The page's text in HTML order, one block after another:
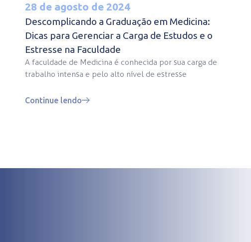
28 de agosto de 2024
Descomplicando a Graduação em Medicina:
Dicas para Gerenciar a Carga de Estudos e o
Estresse na Faculdade
A faculdade de Medicina é conhecida por sua carga de
trabalho intensa e pelo alto nível de estresse
Continue lendo